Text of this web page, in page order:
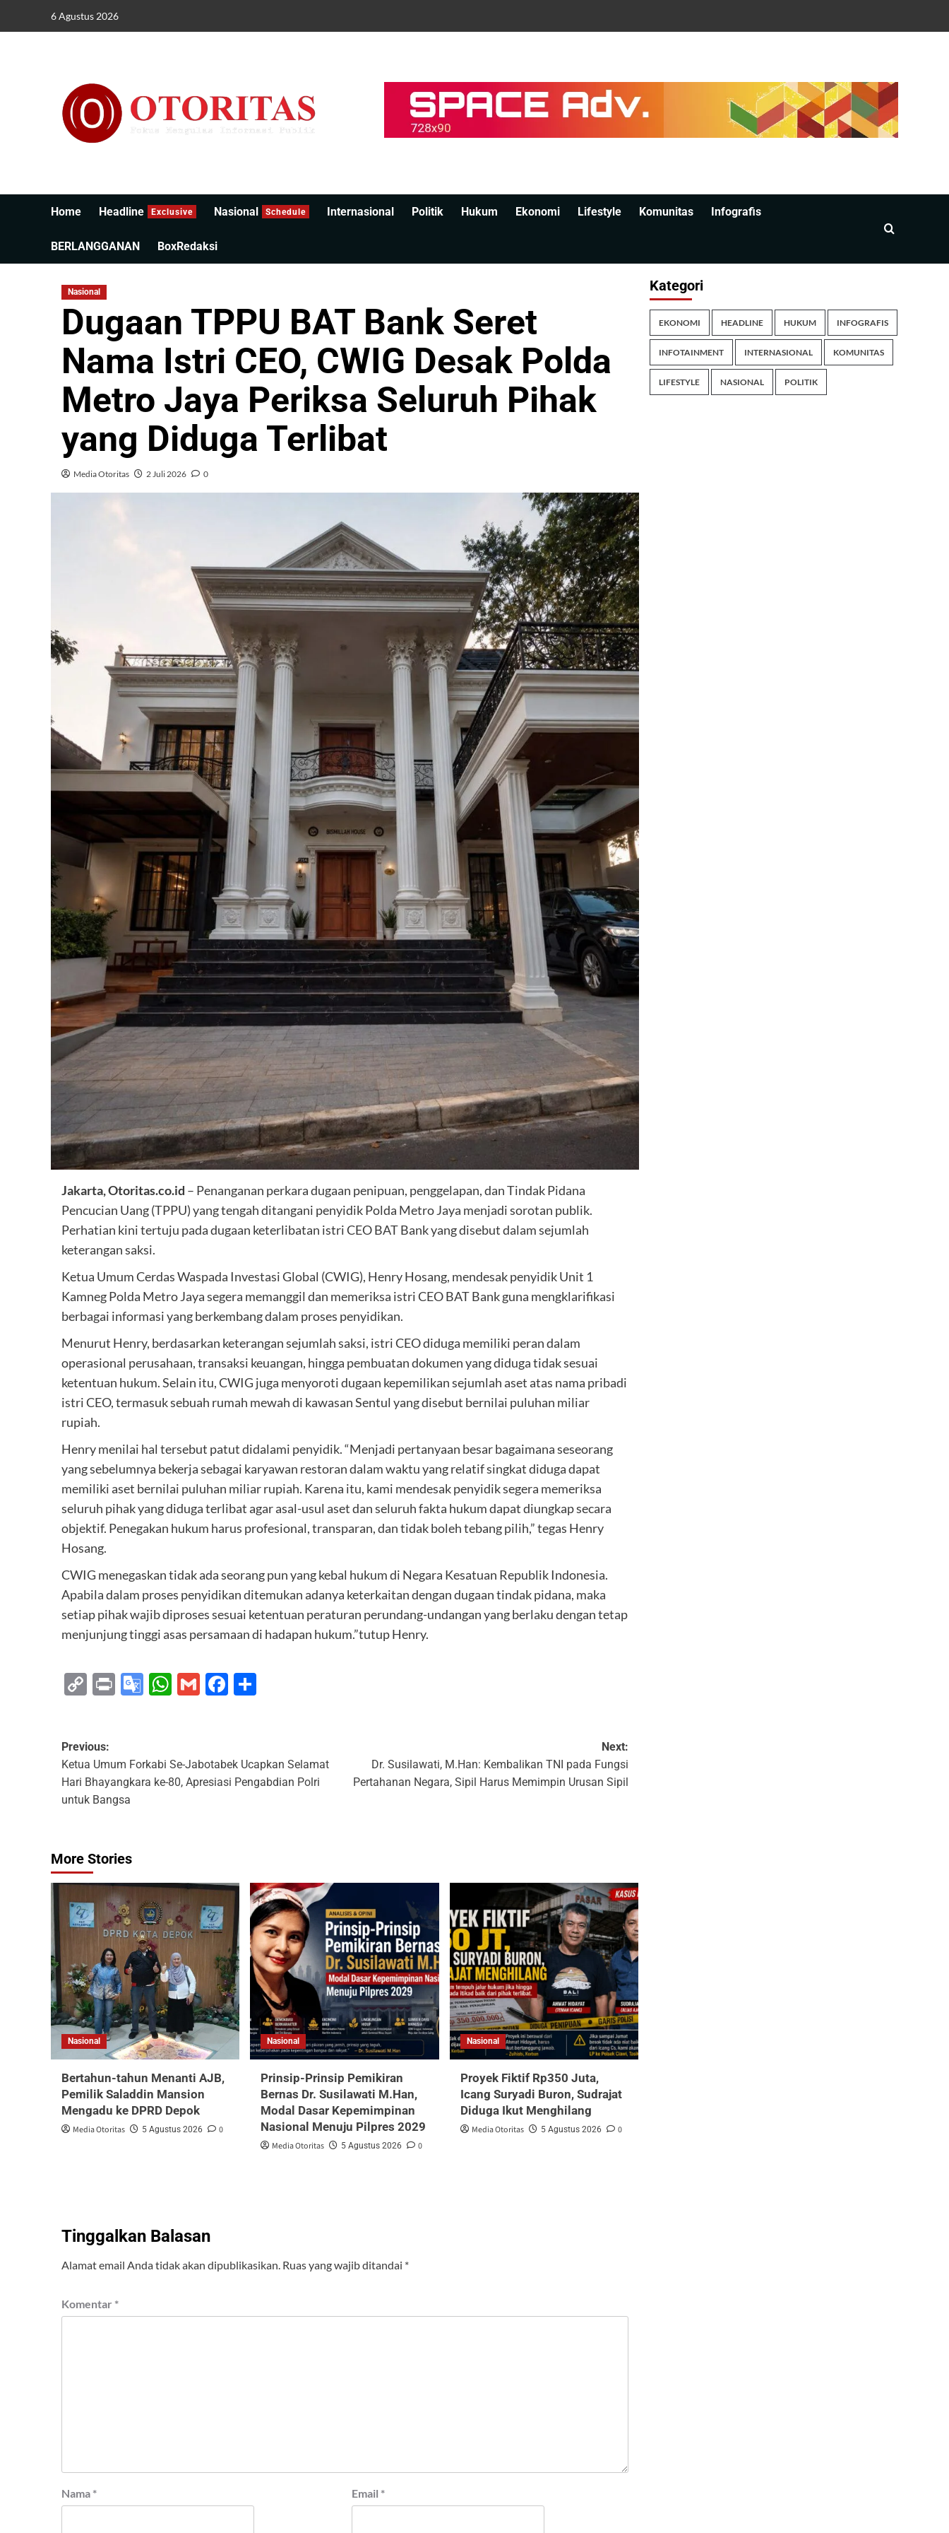
6 Agustus 2026
Home Headline Exclusive Nasional Schedule Internasional Politik Hukum Ekonomi Lifestyle Komunitas Infografis
BERLANGGANAN BoxRedaksi
Nasional
Dugaan TPPU BAT Bank Seret
Nama Istri CEO, CWIG Desak Polda
Metro Jaya Periksa Seluruh Pihak
yang Diduga Terlibat
Media Otoritas 2 Juli 2026 0
Jakarta, Otoritas.co.id – Penanganan perkara dugaan penipuan, penggelapan, dan Tindak Pidana
Pencucian Uang (TPPU) yang tengah ditangani penyidik Polda Metro Jaya menjadi sorotan publik.
Perhatian kini tertuju pada dugaan keterlibatan istri CEO BAT Bank yang disebut dalam sejumlah
keterangan saksi.
Ketua Umum Cerdas Waspada Investasi Global (CWIG), Henry Hosang, mendesak penyidik Unit 1
Kamneg Polda Metro Jaya segera memanggil dan memeriksa istri CEO BAT Bank guna mengklarifikasi
berbagai informasi yang berkembang dalam proses penyidikan.
Menurut Henry, berdasarkan keterangan sejumlah saksi, istri CEO diduga memiliki peran dalam
operasional perusahaan, transaksi keuangan, hingga pembuatan dokumen yang diduga tidak sesuai
ketentuan hukum. Selain itu, CWIG juga menyoroti dugaan kepemilikan sejumlah aset atas nama pribadi
istri CEO, termasuk sebuah rumah mewah di kawasan Sentul yang disebut bernilai puluhan miliar
rupiah.
Henry menilai hal tersebut patut didalami penyidik. “Menjadi pertanyaan besar bagaimana seseorang
yang sebelumnya bekerja sebagai karyawan restoran dalam waktu yang relatif singkat diduga dapat
memiliki aset bernilai puluhan miliar rupiah. Karena itu, kami mendesak penyidik segera memeriksa
seluruh pihak yang diduga terlibat agar asal-usul aset dan seluruh fakta hukum dapat diungkap secara
objektif. Penegakan hukum harus profesional, transparan, dan tidak boleh tebang pilih,” tegas Henry
Hosang.
CWIG menegaskan tidak ada seorang pun yang kebal hukum di Negara Kesatuan Republik Indonesia.
Apabila dalam proses penyidikan ditemukan adanya keterkaitan dengan dugaan tindak pidana, maka
setiap pihak wajib diproses sesuai ketentuan peraturan perundang-undangan yang berlaku dengan tetap
menjunjung tinggi asas persamaan di hadapan hukum.”tutup Henry.
CopyPrintGoogle
WhatsApp
GmailFacebook
Previous:
Ketua Umum Forkabi Se-Jabotabek Ucapkan Selamat
Hari Bhayangkara ke-80, Apresiasi Pengabdian Polri
untuk Bangsa
Next:
Dr. Susilawati, M.Han: Kembalikan TNI pada Fungsi
Pertahanan Negara, Sipil Harus Memimpin Urusan Sipil
More Stories
Nasional
Bertahun-tahun Menanti AJB,
Pemilik Saladdin Mansion
Mengadu ke DPRD Depok
Media Otoritas 5 Agustus 2026 0
Nasional
Prinsip-Prinsip Pemikiran
Bernas Dr. Susilawati M.Han,
Modal Dasar Kepemimpinan
Nasional Menuju Pilpres 2029
Media Otoritas 5 Agustus 2026 0
Nasional
Proyek Fiktif Rp350 Juta,
Icang Suryadi Buron, Sudrajat
Diduga Ikut Menghilang
Media Otoritas 5 Agustus 2026 0
Tinggalkan Balasan
Alamat email Anda tidak akan dipublikasikan. Ruas yang wajib ditandai *
Komentar *
Nama * Email *
Kategori
EKONOMI HEADLINE HUKUM INFOGRAFIS
INFOTAINMENT INTERNASIONAL KOMUNITAS
LIFESTYLE NASIONAL POLITIK